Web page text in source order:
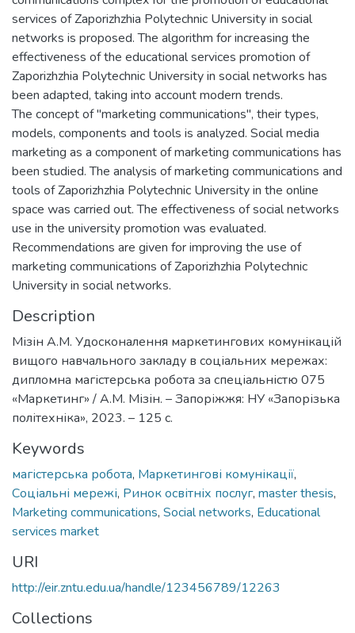
services of Zaporizhzhia Polytechnic University in social
networks is proposed. The algorithm for increasing the
effectiveness of the educational services promotion of
Zaporizhzhia Polytechnic University in social networks has
been adapted, taking into account modern trends.
The concept of "marketing communications", their types,
models, components and tools is analyzed. Social media
marketing as a component of marketing communications has
been studied. The analysis of marketing communications and
tools of Zaporizhzhia Polytechnic University in the online
space was carried out. The effectiveness of social networks
use in the university promotion was evaluated.
Recommendations are given for improving the use of
marketing communications of Zaporizhzhia Polytechnic
University in social networks.
Description
Мізін А.М. Удосконалення маркетингових комунікацій
вищого навчального закладу в соціальних мережах:
дипломна магістерська робота за спеціальністю 075
«Маркетинг» / А.М. Мізін. – Запоріжжя: НУ «Запорізька
політехніка», 2023. – 125 c.
Keywords
магістерська робота, Маркетингові комунікації,
Соціальні мережі, Ринок освітніх послуг, master thesis,
Marketing communications, Social networks, Educational
services market
URI
http://eir.zntu.edu.ua/handle/123456789/12263
Collections